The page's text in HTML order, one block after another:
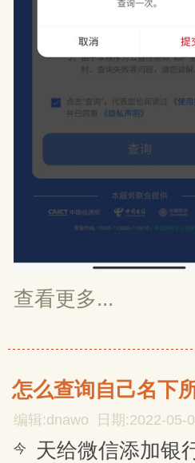
查看更多...
怎么查询自己名下
编辑:dnawo 日期:2022-05-
今
天给微信添加银